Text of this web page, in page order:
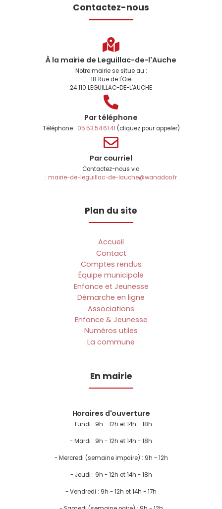
Contactez-nous
À la mairie de Leguillac-de-l'Auche
Notre mairie se situe au :
18 Rue de l'Oie
24 110 LEGUILLAC-DE-L'AUCHE
Par téléphone
Téléphone : 05.53.54.61.41 (cliquez pour appeler)
Par courriel
Contactez-nous via
: mairie-de-leguillac-de-lauche@wanadoo.fr
Plan du site
Accueil
Contact
Comptes rendus
Équipe municipale
Enfance et Jeunesse
Démarche en ligne
Associations
Enfance & Jeunesse
Numéros utiles
La commune
En mairie
Horaires d'ouverture
- Lundi : 9h - 12h et 14h - 18h
- Mardi : 9h - 12h et 14h - 18h
- Mercredi (semaine impaire) : 9h - 12h
- Jeudi : 9h - 12h et 14h - 18h
- Vendredi : 9h - 12h et 14h - 17h